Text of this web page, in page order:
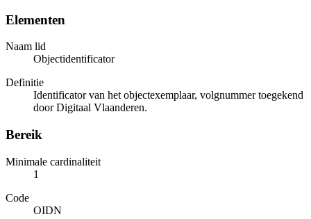
Elementen
Naam lid
Objectidentificator
Definitie
Identificator van het objectexemplaar, volgnummer toegekend
door Digitaal Vlaanderen.
Bereik
Minimale cardinaliteit
1
Code
OIDN